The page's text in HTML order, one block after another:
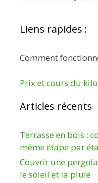
Liens rapides :
Comment
Prix et cours du
Articles récents
Terrasse en bois :
même étape par
Couvrir une
le soleil et la pluie